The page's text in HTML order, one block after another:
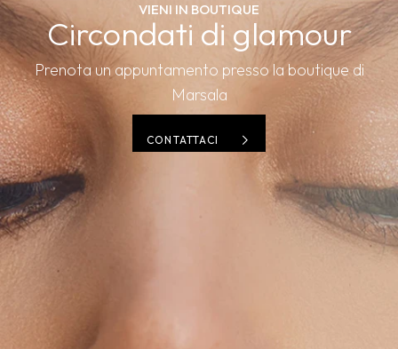
VIENI IN BOUTIQUE
Circondati di glamour
Prenota un appuntamento presso la boutique di
Marsala
CONTATTACI